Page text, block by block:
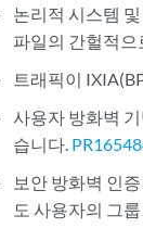
논리적 시스템
파일의 간헐적으
트래픽이
사용자 방화벽
습니다.
보안 방화벽 인
도 사용자의 그